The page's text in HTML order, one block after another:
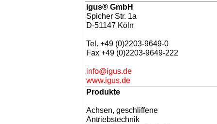
igus® GmbH
Spicher Str. 1a
D-51147 Köln
Tel. +49 (0)2203-9649-0
Fax +49 (0)2203-9649-222
info@igus.de
www.igus.de
Produkte
Achsen, geschliffene
Antriebstechnik